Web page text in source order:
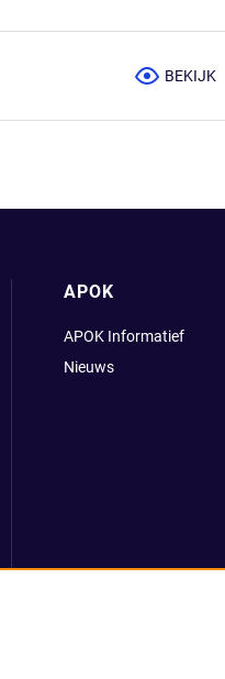
BEKIJK
APOK
APOK Informatief
Nieuws